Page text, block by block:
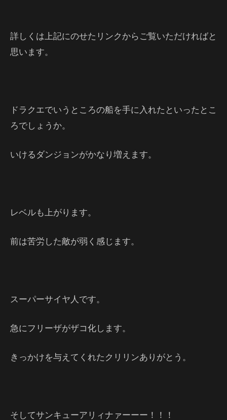
詳しくは上記にのせたリンクからご覧いただければと
思います。
ドラクエでいうところの船を手に入れたといったとこ
ろでしょうか。
いけるダンジョンがかなり増えます。
レベルも上がります。
前は苦労した敵が弱く感じます。
スーパーサイヤ人です。
急にフリーザがザコ化します。
きっかけを与えてくれたクリリンありがとう。
そしてサンキューアリィナァーーー！！！